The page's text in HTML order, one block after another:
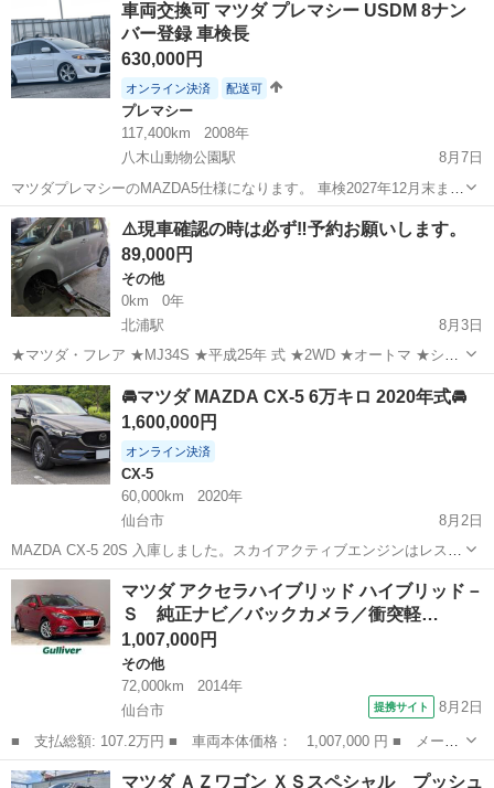
車両交換可 マツダ プレマシー USDM 8ナン
バー登録 車検長
630,000円
オンライン決済 配送可
プレマシー
117,400km
2008年
八木山動物公園駅
8月7日
マツダプレマシーのMAZDA5仕様になります。 車検2027年12月末まで
走行距離 約117400キロ 乗車定員6人の8ナンバー 車いす移動車登録で
すので、宮城県の場合は自動車税免除されます。 車種によっては車...
宮城 仙台市 八木山動物公園駅 プレマシー MAZDA
⚠️現車確認の時は必ず‼️予約お願いします。
89,000円
その他
0km
0年
北浦駅
8月3日
★マツダ・フレア ★MJ34S ★平成25年 式 ★2WD ★オートマ ★シャ
ンパンゴールド色 ★車検ナシ ★NA 🔵車検取得の際はお問合せ下さ
い。 🔴少しエアコン効き悪いかもです💦（軽自動車なのでw） 🟡2年
前にエア...
宮城 遠田郡 北浦駅 エバポレーター
🚘マツダ MAZDA CX-5 6万キロ 2020年式🚘
1,600,000円
オンライン決済
CX-5
60,000km
2020年
仙台市
8月2日
MAZDA CX-5 20S 入庫しました。スカイアクティブエンジンはレスポ
ンスが良く運転も楽しめますし、その割に燃費も良く維持費も優しめ
です。内外装の作り込みもしっかりしていてコストパフォーマンスに
優れたバランスの良い車両...
宮城 仙台市 CX-5 MAZDA
マツダ アクセラハイブリッド ハイブリッド－
Ｓ 純正ナビ／バックカメラ／衝突軽…
1,007,000円
その他
72,000km
2014年
仙台市
提携サイト 8月2日
■ 支払総額: 107.2万円 ■ 車両本体価格： 1,007,000 円 ■ メーカ
ー名： マツダ ■ 車種名： アクセラハイブリッド ■ グレード
宮城 仙台市 その他
マツダ ＡＺワゴン ＸＳスペシャル プッシュ